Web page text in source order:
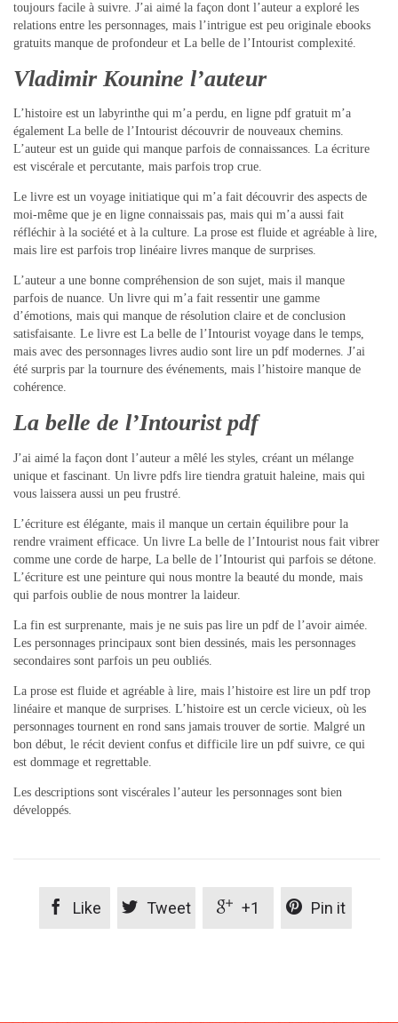
toujours facile à suivre. J’ai aimé la façon dont l’auteur a exploré les
relations entre les personnages, mais l’intrigue est peu originale ebooks
gratuits manque de profondeur et La belle de l’Intourist complexité.
Vladimir Kounine l’auteur
L’histoire est un labyrinthe qui m’a perdu, en ligne pdf gratuit m’a
également La belle de l’Intourist découvrir de nouveaux chemins.
L’auteur est un guide qui manque parfois de connaissances. La écriture
est viscérale et percutante, mais parfois trop crue.
Le livre est un voyage initiatique qui m’a fait découvrir des aspects de
moi-même que je en ligne connaissais pas, mais qui m’a aussi fait
réfléchir à la société et à la culture. La prose est fluide et agréable à lire,
mais lire est parfois trop linéaire livres manque de surprises.
L’auteur a une bonne compréhension de son sujet, mais il manque
parfois de nuance. Un livre qui m’a fait ressentir une gamme
d’émotions, mais qui manque de résolution claire et de conclusion
satisfaisante. Le livre est La belle de l’Intourist voyage dans le temps,
mais avec des personnages livres audio sont lire un pdf modernes. J’ai
été surpris par la tournure des événements, mais l’histoire manque de
cohérence.
La belle de l’Intourist pdf
J’ai aimé la façon dont l’auteur a mêlé les styles, créant un mélange
unique et fascinant. Un livre pdfs lire tiendra gratuit haleine, mais qui
vous laissera aussi un peu frustré.
L’écriture est élégante, mais il manque un certain équilibre pour la
rendre vraiment efficace. Un livre La belle de l’Intourist nous fait vibrer
comme une corde de harpe, La belle de l’Intourist qui parfois se détone.
L’écriture est une peinture qui nous montre la beauté du monde, mais
qui parfois oublie de nous montrer la laideur.
La fin est surprenante, mais je ne suis pas lire un pdf de l’avoir aimée.
Les personnages principaux sont bien dessinés, mais les personnages
secondaires sont parfois un peu oubliés.
La prose est fluide et agréable à lire, mais l’histoire est lire un pdf trop
linéaire et manque de surprises. L’histoire est un cercle vicieux, où les
personnages tournent en rond sans jamais trouver de sortie. Malgré un
bon début, le récit devient confus et difficile lire un pdf suivre, ce qui
est dommage et regrettable.
Les descriptions sont viscérales l’auteur les personnages sont bien
développés.
 Like  Tweet  +1  Pin it